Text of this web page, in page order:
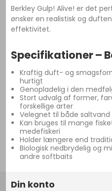
Berkley Gulp! Alive! er det
ønsker en realistisk og
effektivitet.
Specifikationer –
Kraftig duft- og
hurtigt
Genopladelig i den
Stort udvalg af former,
forskellige arter
Velegnet til både
Kan bruges til mange
medefiskeri
Holder længere end
Biologisk nedbrydelig og
andre softbaits
Din konto